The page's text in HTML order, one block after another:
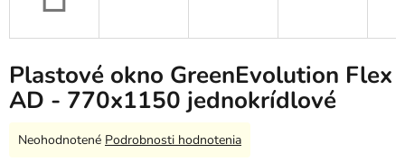
Plastové okno GreenEvolution Flex
AD - 770x1150 jednokrídlové
Priemerné
Neohodnotené Podrobnosti hodnotenia